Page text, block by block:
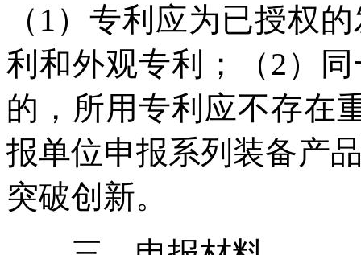
（1）专利应为已授权
利和外观专利；（2）
的，所用专利应不存在
报单位申报系列装备产
突破创新。